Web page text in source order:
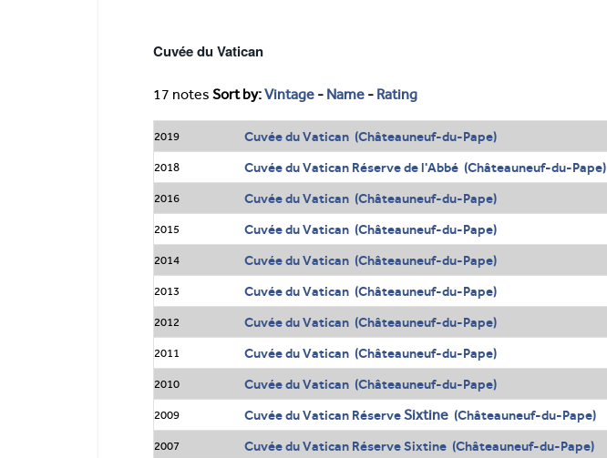
Cuvée du Vatican
17 notes Sort by:Vintage - Name - Rating
2019 Cuvée du Vatican (Châteauneuf-du-Pape)
2018 Cuvée du Vatican Réserve de l'Abbé (Châteauneuf-du-Pape)
2016 Cuvée du Vatican (Châteauneuf-du-Pape)
2015 Cuvée du Vatican (Châteauneuf-du-Pape)
2014 Cuvée du Vatican (Châteauneuf-du-Pape)
2013 Cuvée du Vatican (Châteauneuf-du-Pape)
2012 Cuvée du Vatican (Châteauneuf-du-Pape)
2011 Cuvée du Vatican (Châteauneuf-du-Pape)
2010 Cuvée du Vatican (Châteauneuf-du-Pape)
2009 Cuvée du Vatican RéserveSixtine(Châteauneuf-du-Pape)
2007 Cuvée du Vatican Réserve Sixtine (Châteauneuf-du-Pape)